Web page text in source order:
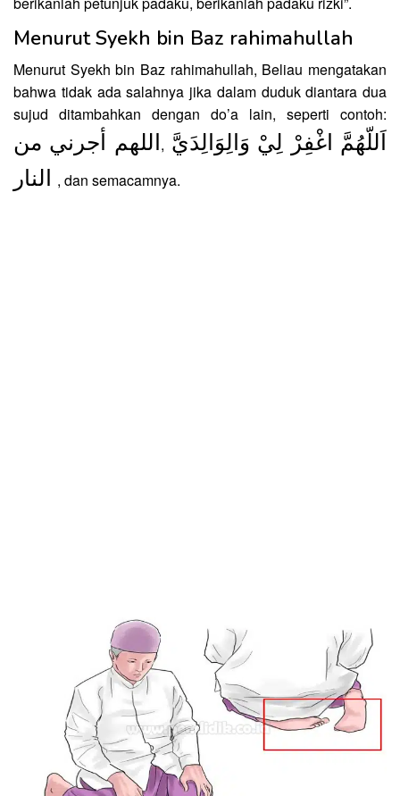
Menurut Syekh bin Baz rahimahullah
Menurut Syekh bin Baz rahimahullah, Beliau mengatakan
bahwa tidak ada salahnya jika dalam duduk diantara dua
sujud ditambahkan dengan do’a lain, seperti contoh:
اَللّهُمَّ اغْفِرْ لِيْ وَالِوَالِدَيَّ , اللهم أجرني من
, dan semacamnya.